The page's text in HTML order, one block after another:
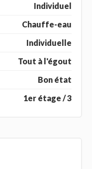
Individuel
Chauffe-eau
Individuelle
Tout à l'égout
Bon état
1er étage / 3